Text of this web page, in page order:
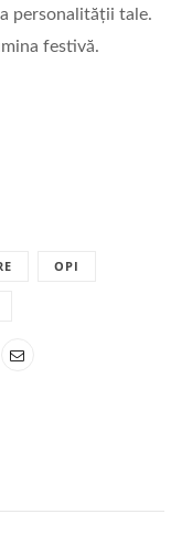
personalității tale.
festivă.
OPI